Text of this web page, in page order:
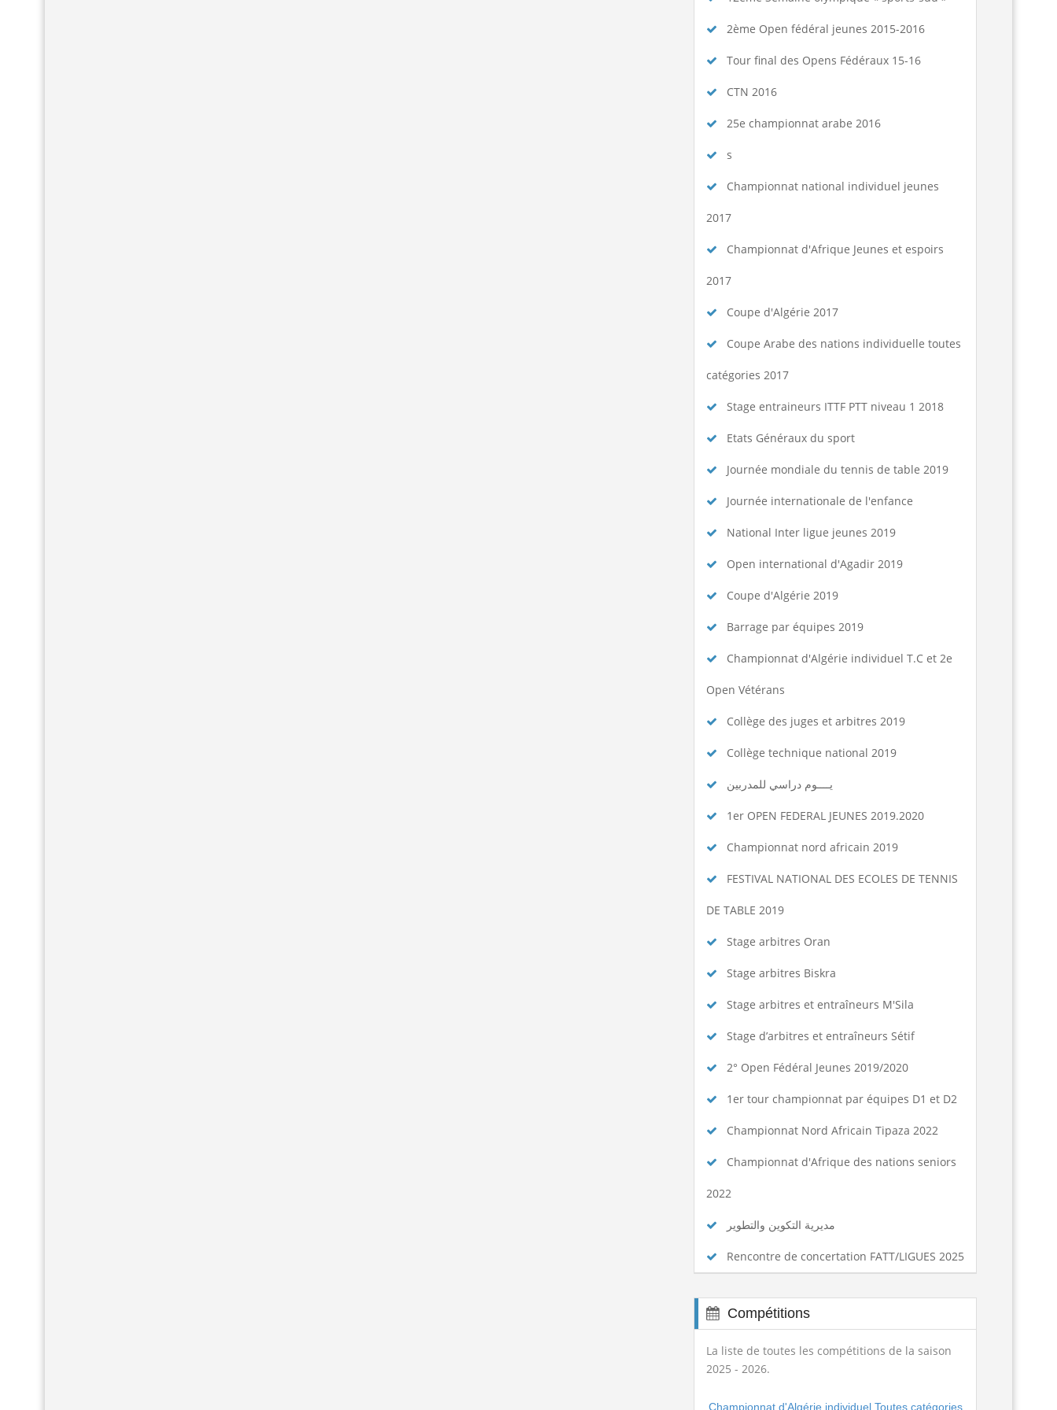
2ème Open fédéral jeunes 2015-2016
Tour final des Opens Fédéraux 15-16
CTN 2016
25e championnat arabe 2016
s
Championnat national individuel jeunes
2017
Championnat d'Afrique Jeunes et espoirs
2017
Coupe d'Algérie 2017
Coupe Arabe des nations individuelle toutes
catégories 2017
Stage entraineurs ITTF PTT niveau 1 2018
Etats Généraux du sport
Journée mondiale du tennis de table 2019
Journée internationale de l'enfance
National Inter ligue jeunes 2019
Open international d'Agadir 2019
Coupe d'Algérie 2019
Barrage par équipes 2019
Championnat d'Algérie individuel T.C et 2e
Open Vétérans
Collège des juges et arbitres 2019
Collège technique national 2019
يــــوم دراسي للمدربين
1er OPEN FEDERAL JEUNES 2019.2020
Championnat nord africain 2019
FESTIVAL NATIONAL DES ECOLES DE TENNIS
DE TABLE 2019
Stage arbitres Oran
Stage arbitres Biskra
Stage arbitres et entraîneurs M'Sila
Stage d’arbitres et entraîneurs Sétif
2° Open Fédéral Jeunes 2019/2020
1er tour championnat par équipes D1 et D2
Championnat Nord Africain Tipaza 2022
Championnat d'Afrique des nations seniors
2022
مديرية التكوين والتطوير
Rencontre de concertation FATT/LIGUES 2025
Compétitions
La liste de toutes les compétitions de la saison
2025 - 2026.
Championnat d'Algérie individuel Toutes catégories